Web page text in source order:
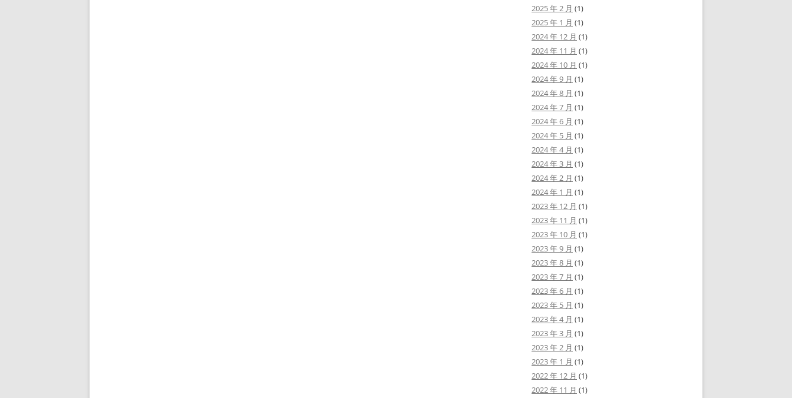
2025 年 2 月 (1)
2025 年 1 月 (1)
2024 年 12 月 (1)
2024 年 11 月 (1)
2024 年 10 月 (1)
2024 年 9 月 (1)
2024 年 8 月 (1)
2024 年 7 月 (1)
2024 年 6 月 (1)
2024 年 5 月 (1)
2024 年 4 月 (1)
2024 年 3 月 (1)
2024 年 2 月 (1)
2024 年 1 月 (1)
2023 年 12 月 (1)
2023 年 11 月 (1)
2023 年 10 月 (1)
2023 年 9 月 (1)
2023 年 8 月 (1)
2023 年 7 月 (1)
2023 年 6 月 (1)
2023 年 5 月 (1)
2023 年 4 月 (1)
2023 年 3 月 (1)
2023 年 2 月 (1)
2023 年 1 月 (1)
2022 年 12 月 (1)
2022 年 11 月 (1)